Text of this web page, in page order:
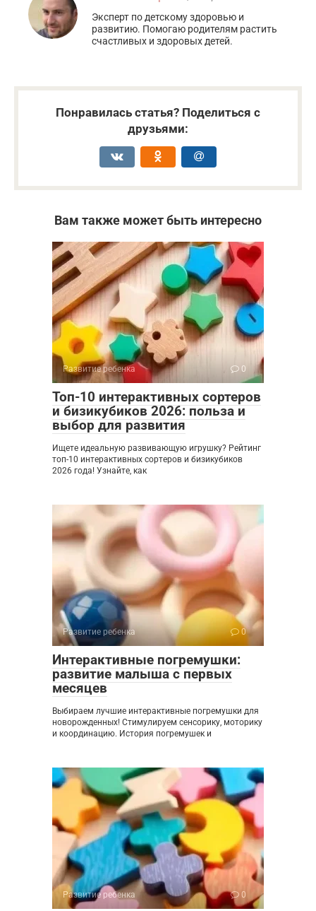
Эксперт по детскому здоровью и
развитию. Помогаю родителям растить
счастливых и здоровых детей.
Понравилась статья? Поделиться с
друзьями:
Вам также может быть интересно
Развитие ребенка 0
Топ-10 интерактивных сортеров
и бизикубиков 2026: польза и
выбор для развития
Ищете идеальную развивающую игрушку? Рейтинг
топ-10 интерактивных сортеров и бизикубиков
2026 года! Узнайте, как
Развитие ребенка 0
Интерактивные погремушки:
развитие малыша с первых
месяцев
Выбираем лучшие интерактивные погремушки для
новорожденных! Стимулируем сенсорику, моторику
и координацию. История погремушек и
Развитие ребенка 0